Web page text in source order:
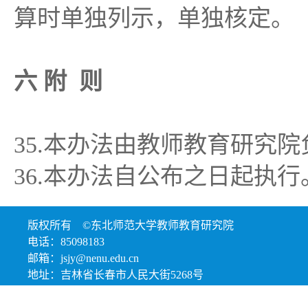
算时单独列示，单独核定。
六 附 则
35.本办法由教师教育研究
36.本办法自公布之日起执行
版权所有 ©东北师范大学教师教育研究院
电话：85098183
邮箱：jsjy@nenu.edu.cn
地址：吉林省长春市人民大街5268号